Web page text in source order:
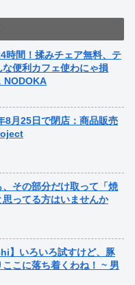
時間！揉みチェア無料、テ
便利カフェ使わにゃ損
NODOKA
8月25日で閉店：商品販売
その部分だけ取って「焼
ってる方はいませんか
】いろいろ試すけど、豚
こに落ち着くわね！ ~ 男